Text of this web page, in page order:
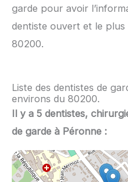
garde pour avoir
dentiste ouvert et le
80200.
Liste des dentistes de
environs du 80200.
Il y a 5 dentistes,
de garde à Péronne :